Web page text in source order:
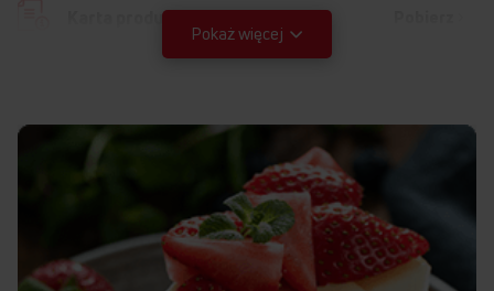
Karta produktu
Ostrzeżenia i informacje dotyczące
Skrócona instrukcja obsługi Pobierz
Skrócona instrukcja obsługi Pobierz
Pokaż więcej